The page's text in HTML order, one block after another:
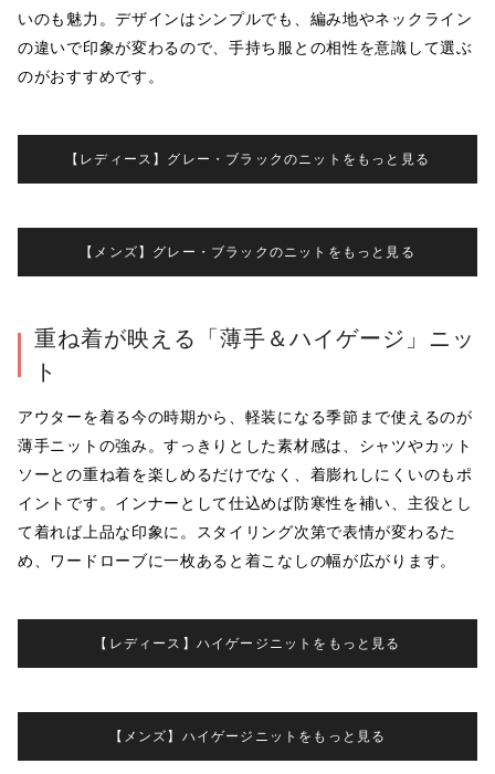
いのも魅力。デザインはシンプルでも、編み地やネックライン
の違いで印象が変わるので、手持ち服との相性を意識して選ぶ
のがおすすめです。
【レディース】グレー・ブラックのニットをもっと見る
【メンズ】グレー・ブラックのニットをもっと見る
重ね着が映える「薄手＆ハイゲージ」ニッ
ト
アウターを着る今の時期から、軽装になる季節まで使えるのが
薄手ニットの強み。すっきりとした素材感は、シャツやカット
ソーとの重ね着を楽しめるだけでなく、着膨れしにくいのもポ
イントです。インナーとして仕込めば防寒性を補い、主役とし
て着れば上品な印象に。スタイリング次第で表情が変わるた
め、ワードローブに一枚あると着こなしの幅が広がります。
【レディース】ハイゲージニットをもっと見る
【メンズ】ハイゲージニットをもっと見る